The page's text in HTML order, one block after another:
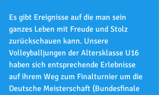
Es gibt Ereignisse auf die man sein
ganzes Leben mit Freude und Stolz
zurückschauen kann. Unsere
Volleyballjungen der Altersklasse U16
haben sich entsprechende Erlebnisse
auf ihrem Weg zum Finalturnier um die
Deutsche Meisterschaft (Bundesfinale